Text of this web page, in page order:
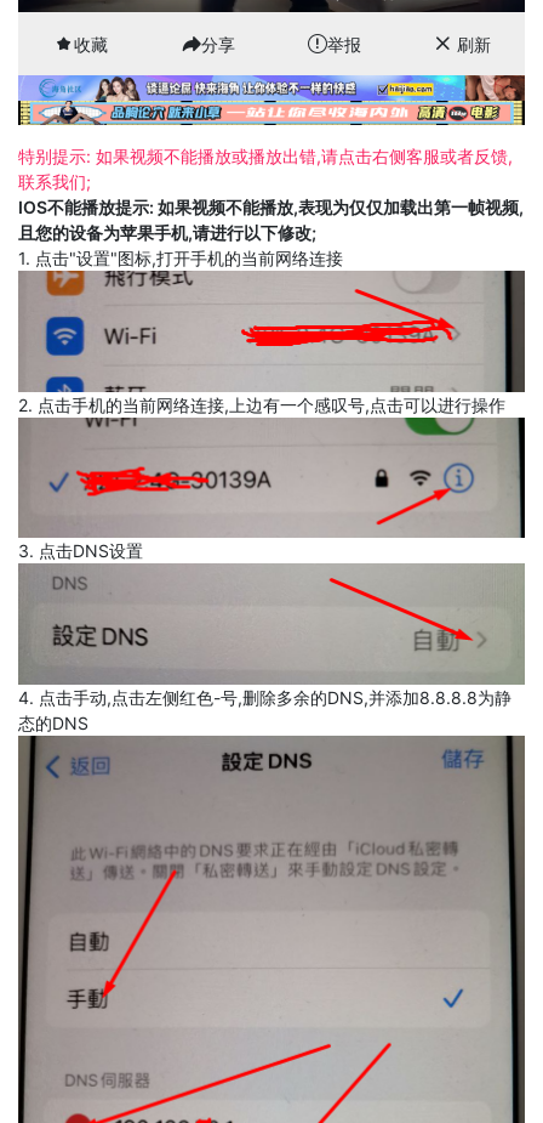
收藏 分享 举报 刷新
特别提示: 如果视频不能播放或播放出错,请点击右侧客服或者反馈,
联系我们;
IOS不能播放提示: 如果视频不能播放,表现为仅仅加载出第一帧视频,
且您的设备为苹果手机,请进行以下修改;
1. 点击"设置"图标,打开手机的当前网络连接
2. 点击手机的当前网络连接,上边有一个感叹号,点击可以进行操作
3. 点击DNS设置
4. 点击手动,点击左侧红色-号,删除多余的DNS,并添加8.8.8.8为静
态的DNS